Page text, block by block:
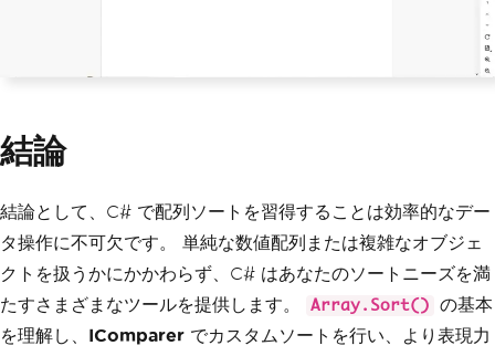
結論
結論として、C# で配列ソートを習得することは効率的なデー
タ操作に不可欠です。 単純な数値配列または複雑なオブジェ
クトを扱うかにかかわらず、C# はあなたのソートニーズを満
たすさまざまなツールを提供します。
Array.Sort()
の基本
を理解し、 IComparer でカスタムソートを行い、より表現力